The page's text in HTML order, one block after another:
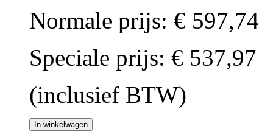
Normale prijs: € 597,74
Speciale prijs: € 537,97
(inclusief BTW)
In winkelwagen